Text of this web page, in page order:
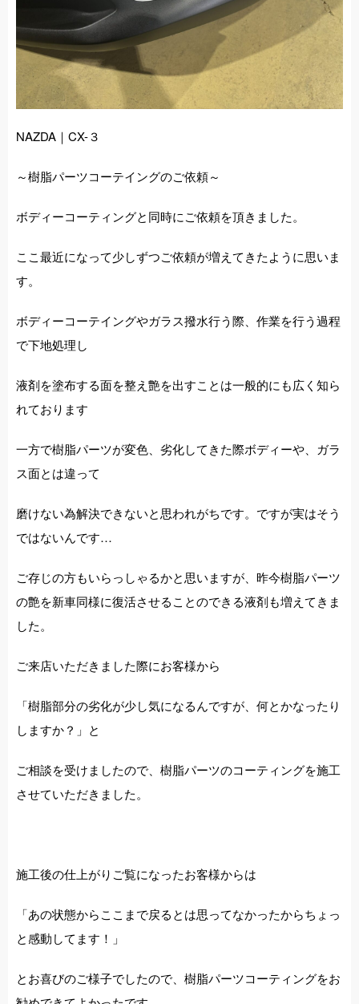
お問い合わせ
NAZDA｜CX-３
～樹脂パーツコーテイングのご依頼～
ボディーコーティングと同時にご依頼を頂きました。
ここ最近になって少しずつご依頼が増えてきたように思いま
す。
ボディーコーテイングやガラス撥水行う際、作業を行う過程
で下地処理し
液剤を塗布する面を整え艶を出すことは一般的にも広く知ら
れております
一方で樹脂パーツが変色、劣化してきた際ボディーや、ガラ
ス面とは違って
磨けない為解決できないと思われがちです。ですが実はそう
ではないんです…
ご存じの方もいらっしゃるかと思いますが、昨今樹脂パーツ
の艶を新車同様に復活させることのできる液剤も増えてきま
した。
ご来店いただきました際にお客様から
「樹脂部分の劣化が少し気になるんですが、何とかなったり
しますか？」と
ご相談を受けましたので、樹脂パーツのコーティングを施工
させていただきました。
施工後の仕上がりご覧になったお客様からは
「あの状態からここまで戻るとは思ってなかったからちょっ
と感動してます！」
とお喜びのご様子でしたので、樹脂パーツコーティングをお